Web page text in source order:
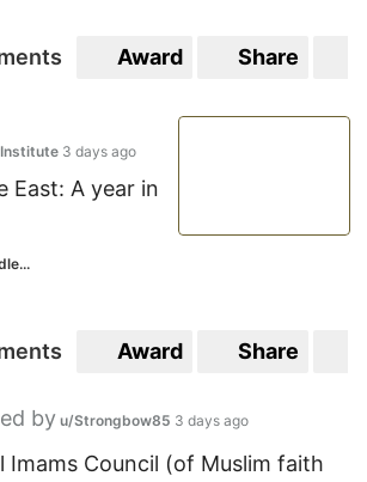
Award Share
3 days ago
East: A year in
Award Share
byu/Strongbow85 3 days ago
Imams Council (of Muslim faith